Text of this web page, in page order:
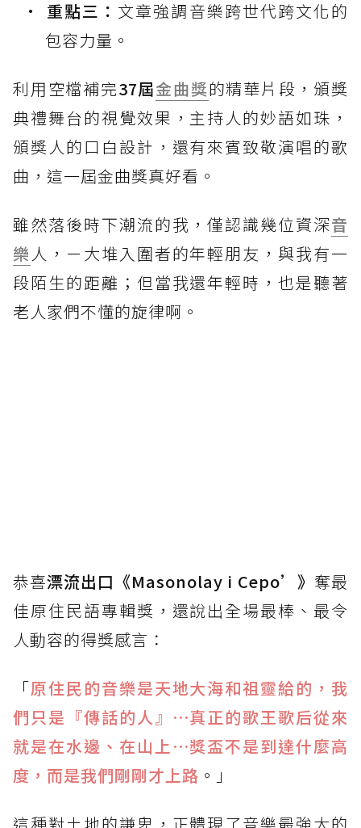
重點三： 文章強調音樂跨世代跨文化的
包容力量。
利用空檔補完37屆金曲獎的精華片段，頒獎
典禮舞台的視覺效果，主持人的妙語如珠，
頒獎人的口白設計，還有來賓致敬演唱的歌
曲，這一屆金曲獎真好看。
雖然落後時下潮流的我，僅認識幾位資深音
樂 人，ㄧ大堆入圍者的年輕朋友，與我有一
段陌生的距離；但當我還年輕時，也是聽著
老人家們不懂的旋律啊。
恭喜漂流出口《Masonolay i Cepo’》 奪最
佳原住民語專輯獎，還說出全場最棒、最令
人動容的得獎感言：
「原住民的音樂是天地大海和祖靈給的，我
們只是『傳話的人』⋯真正的歌王歌后從來
就是在水邊、在山上⋯獎盃不是到達什麼高
度，而是我們剛剛才上路 。」
這種對土地的謙卑，正體現了音樂最強大的